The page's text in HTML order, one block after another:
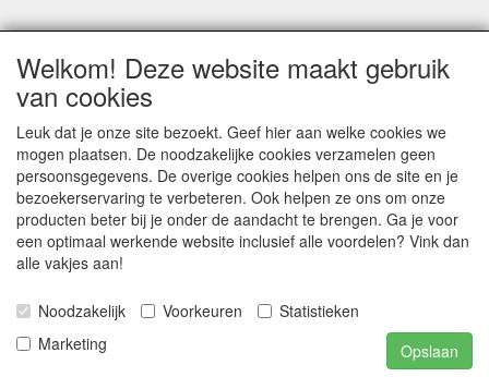
Voorwaarden
BIJ BESTELLINGEN ONDER DE € 125,00 EXCLUSIEF BTW
BRENGEN WIJ IN NEDERLAND € 5,87 VERZENDKOSTEN
IN REKENING (BELGIË € 9,09). VERZENDKOSTEN
WORDEN VERWIJDERD BIJ BESTELLING BOVEN DE €
125,00 EXCL. BTW
Producten die speciaal besteld moeten worden kunnen
Als gevolg van de continue fluctuerende prijzen van de
grondstoffen kan het zijn dat prijsinformatie niet correct
Welkom! Deze website maakt gebruik
van cookies
Leuk dat je onze site bezoekt. Geef hier aan welke cookies we
mogen plaatsen. De noodzakelijke cookies verzamelen geen
persoonsgegevens. De overige cookies helpen ons de site en je
bezoekerservaring te verbeteren. Ook helpen ze ons om onze
producten beter bij je onder de aandacht te brengen. Ga je voor
een optimaal werkende website inclusief alle voordelen? Vink dan
alle vakjes aan!
Noodzakelijk Voorkeuren
Statistieken
Marketing
Opslaan